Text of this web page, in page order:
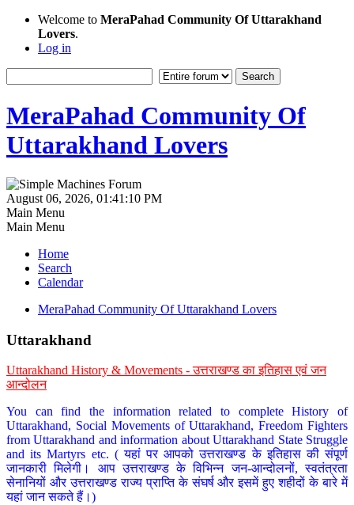
Welcome to MeraPahad Community Of Uttarakhand
Lovers.
Log in
MeraPahad Community Of
Uttarakhand Lovers
August 06, 2026, 01:41:10 PM
Main Menu
Main Menu
Home
Search
Calendar
MeraPahad Community Of Uttarakhand Lovers
Uttarakhand
Uttarakhand History & Movements - उत्तराखण्ड का इतिहास एवं जन
आन्दोलन
You can find the information related to complete History of
Uttarakhand, Social Movements of Uttarakhand, Freedom Fighters
from Uttarakhand and information about Uttarakhand State Struggle
and its Martyrs etc. ( यहां पर आपको उत्तराखण्ड के इतिहास की संपूर्ण
जानकारी मिलेगी। आप उत्तराखण्ड के विभिन्न जन-आन्दोलनों, स्वतंत्रता
सेनानियों और उत्तराखण्ड राज्य प्राप्ति के संघर्ष और इसमें हुए शहीदों के बारे में
यहां जान सकते हैं।)